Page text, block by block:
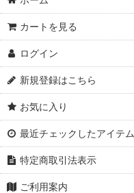
カートを見る
ログイン
新規登録はこちら
お気に入り
最近チェックしたアイテム
特定商取引法表示
ご利用案内